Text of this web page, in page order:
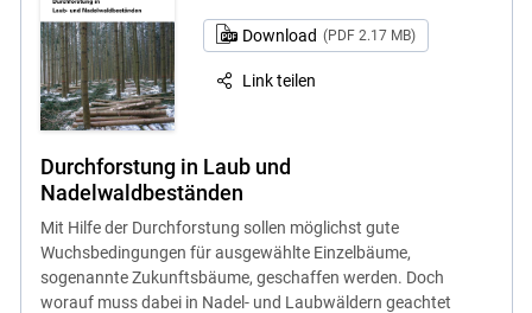
Download (PDF 2.17 MB)
Link teilen
Durchforstung in Laub und
Nadelwaldbeständen
Mit Hilfe der Durchforstung sollen möglichst gute
Wuchsbedingungen für ausgewählte Einzelbäume,
sogenannte Zukunftsbäume, geschaffen werden. Doch
worauf muss dabei in Nadel- und Laubwäldern geachtet